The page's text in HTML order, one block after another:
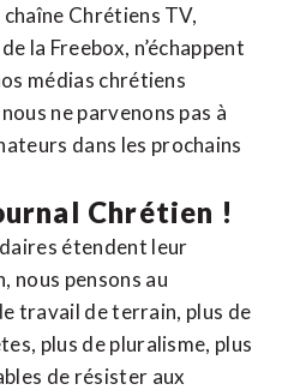
Chrétiens TV,
la Freebox, n’échappent
médias chrétiens
ne parvenons pas à
dans les prochains
Chrétien !
étendent leur
nous pensons au
travail de terrain, plus de
plus de pluralisme, plus
de résister aux